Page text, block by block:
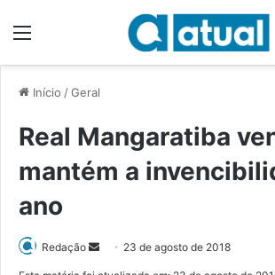
Início /Geral
Real Mangaratiba
mantém a
ano
Redação 23 de agosto de 2018